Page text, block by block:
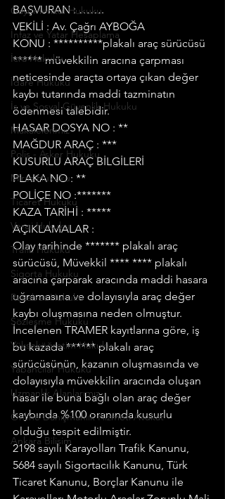
Gayrimenkul Hukuku
İnfaz ve Yatar Hesaplama
İcra Hukuku
İdare Hukuku
İş ve Sosyal Güvenlik Hukuku
Makalelerimiz
Polis - Asker Hukuku
Miras Hukuku
Ticaret Hukuku
Vergi Hukuku
Trafik Hukuku
Sigorta Hukuku
Rekabet Hukuku
Sözleşme Hukuku
Yükseköğretim Hukuku
Yabancılar Hukuku
Uzmanlık Alanlarımız
Online Danışmanlık Hizmeti Avukat
Ankara Bilişim
BAŞVURAN : …….
VEKİLİ : Av. Çağrı AYBOĞA
KONU : **********plakalı araç sürücüsü
****** müvekkilin aracına çarpması
neticesinde araçta ortaya çıkan değer
kaybı tutarında maddi tazminatın
ödenmesi talebidir.
HASAR DOSYA NO : **
MAĞDUR ARAÇ : ***
KUSURLU ARAÇ BİLGİLERİ
PLAKA NO : **
POLİÇE NO :*******
KAZA TARİHİ : *****
AÇIKLAMALAR :
Olay tarihinde ******* plakalı araç
sürücüsü, Müvekkil **** **** plakalı
aracına çarparak aracında maddi hasara
uğramasına ve dolayısıyla araç değer
kaybı oluşmasına neden olmuştur.
İncelenen TRAMER kayıtlarına göre, iş
bu kazada ****** plakalı araç
sürücüsünün, kazanın oluşmasında ve
dolayısıyla müvekkilin aracında oluşan
hasar ile buna bağlı olan araç değer
kaybında %100 oranında kusurlu
olduğu tespit edilmiştir.
2198 sayılı Karayolları Trafik Kanunu,
5684 sayılı Sigortacılık Kanunu, Türk
Ticaret Kanunu, Borçlar Kanunu ile